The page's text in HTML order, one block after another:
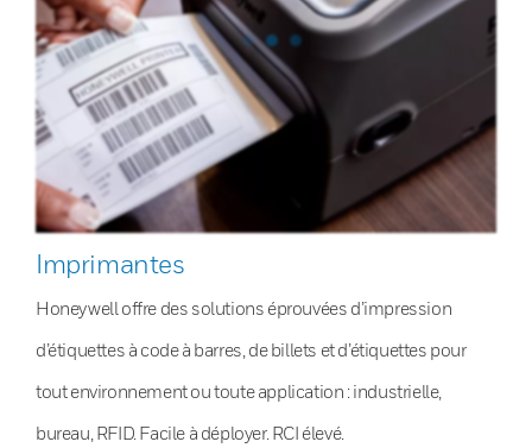
Imprimantes
Honeywell offre des solutions éprouvées d’impression
d’étiquettes à code à barres, de billets et d’étiquettes pour
tout environnement ou toute application : industrielle,
bureau, RFID. Facile à déployer. RCI élevé.